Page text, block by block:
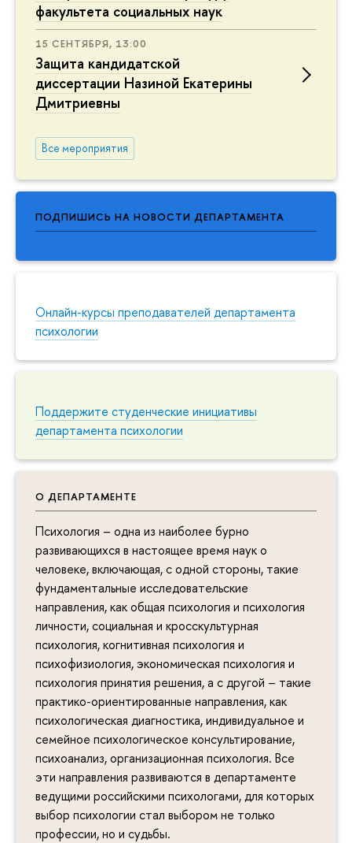
факультета социальных наук
15 СЕНТЯБРЯ, 13:00
Защита кандидатской
диссертации Назиной Екатерины
Дмитриевны
Все мероприятия
ПОДПИШИСЬ НА НОВОСТИ ДЕПАРТАМЕНТА
Онлайн-курсы преподавателей департамента
психологии
Поддержите студенческие инициативы
департамента психологии
О ДЕПАРТАМЕНТЕ
Психология – одна из наиболее бурно
развивающихся в настоящее время наук о
человеке, включающая, с одной стороны, такие
фундаментальные исследовательские
направления, как общая психология и психология
личности, социальная и кросскультурная
психология, когнитивная психология и
психофизиология, экономическая психология и
психология принятия решения, а с другой – такие
практико-ориентированные направления, как
психологическая диагностика, индивидуальное и
семейное психологическое консультирование,
психоанализ, организационная психология. Все
эти направления развиваются в департаменте
ведущими российскими психологами, для которых
выбор психологии стал выбором не только
профессии, но и судьбы.